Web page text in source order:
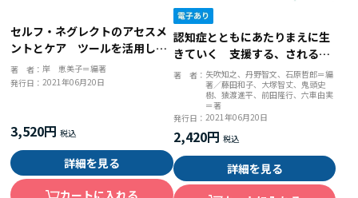
セルフ・ネグレクトのアセスメ
ントとケア ツールを活用した
ゴミ屋敷・支援拒否・８０５０
問題への対応
著 者：岸 恵美子＝編著
発行日：2021年06月20日
3,520円
詳細を見る
認知症とともにあたりまえに生
きていく 支援する、されると
いう立場を超えた９人の実践
著 者： 矢吹知之、丹野智文、石原哲郎＝編
著／藤田和子、大塚智丈、鬼頭史
樹、猿渡進平、前田隆行、六車由実
＝著
発行日： 2021年06月20日
2,420円
詳細を見る